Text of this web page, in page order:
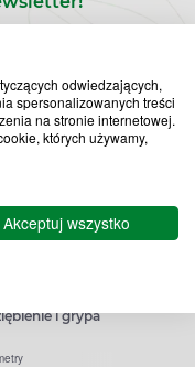
odwiedzających,
spersonalizowanych treści
na stronie internetowej.
których używamy,
Akceptuj wszystko
Apteline* rozwiń>
i grypa